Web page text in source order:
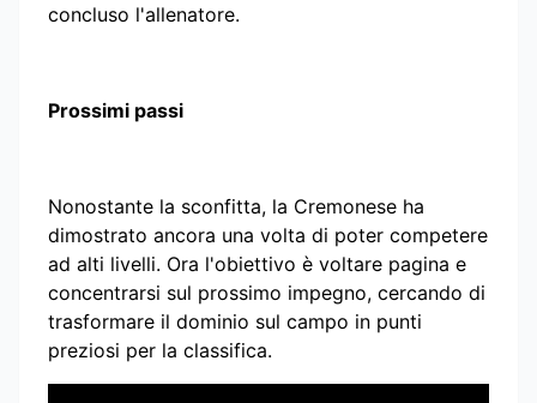
concluso l'allenatore.
Prossimi passi
Nonostante la sconfitta, la Cremonese ha
dimostrato ancora una volta di poter competere
ad alti livelli. Ora l'obiettivo è voltare pagina e
concentrarsi sul prossimo impegno, cercando di
trasformare il dominio sul campo in punti
preziosi per la classifica.